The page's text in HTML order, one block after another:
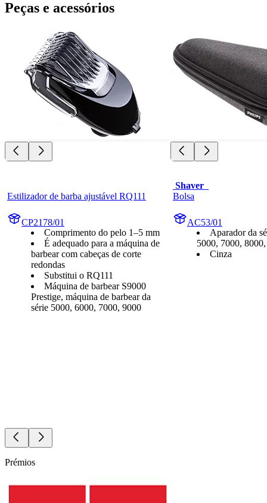
Peças e acessórios
Estilizador de barba ajustável RQ111
CP2178/01
Comprimento do pelo 1–5 mm
É adequado para a máquina de
barbear com cabeças de corte
redondas
Substitui o RQ111
Máquina de barbear S9000
Prestige, máquina de barbear da
série 5000, 6000, 7000, 9000
Shaver
Bolsa
AC53/01
Aparador da
5000, 7000,
Cinza
Prémios